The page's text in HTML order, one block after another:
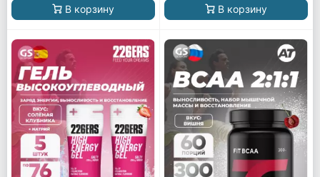
В корзину В корзину